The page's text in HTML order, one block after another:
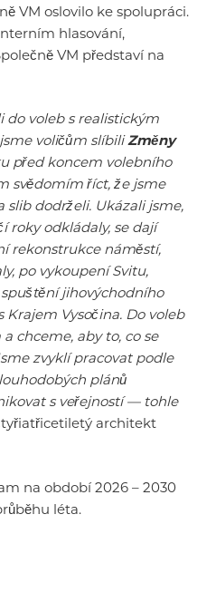
VM oslovilo ke spolupráci.
hlasování,
VM představí na
do voleb s realistickým
voličům slíbiliZměny
před koncem volebního
svědomím říct, že jsme
dodrželi. Ukázali jsme,
roky odkládaly, se dají
rekonstrukce náměstí,
po vykoupení Svitu,
jihovýchodního
Vysočina. Do voleb
chceme, aby to, co se
zvyklí pracovat podle
plánů
s veřejností — tohle
architekt
na období 2026 – 2030
léta.